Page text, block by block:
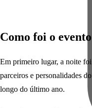
Como foi o
Em primeiro lugar, a noite foi
parceiros e personalidades
longo do último ano.